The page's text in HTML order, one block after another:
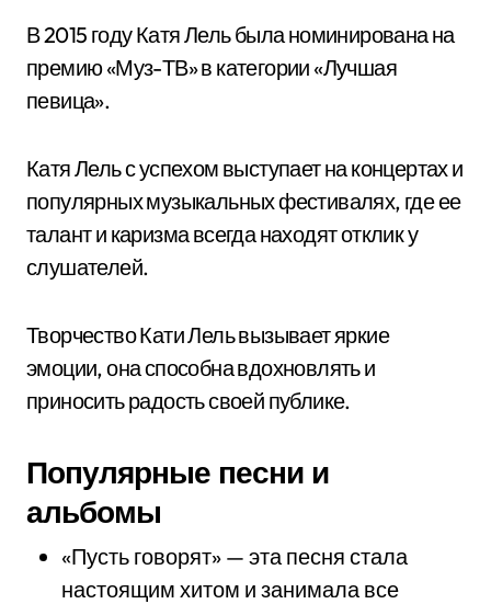
В 2015 году Катя Лель была номинирована на
премию «Муз-ТВ» в категории «Лучшая
певица».
Катя Лель с успехом выступает на концертах и
популярных музыкальных фестивалях, где ее
талант и каризма всегда находят отклик у
слушателей.
Творчество Кати Лель вызывает яркие
эмоции, она способна вдохновлять и
приносить радость своей публике.
Популярные песни и
альбомы
«Пусть говорят» — эта песня стала
настоящим хитом и занимала все